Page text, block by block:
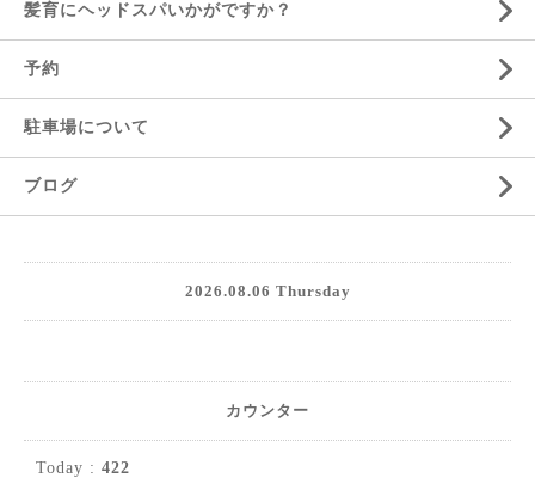
髪育にヘッドスパいかがですか？
予約
駐車場について
ブログ
2026.08.06 Thursday
カウンター
Today : 422